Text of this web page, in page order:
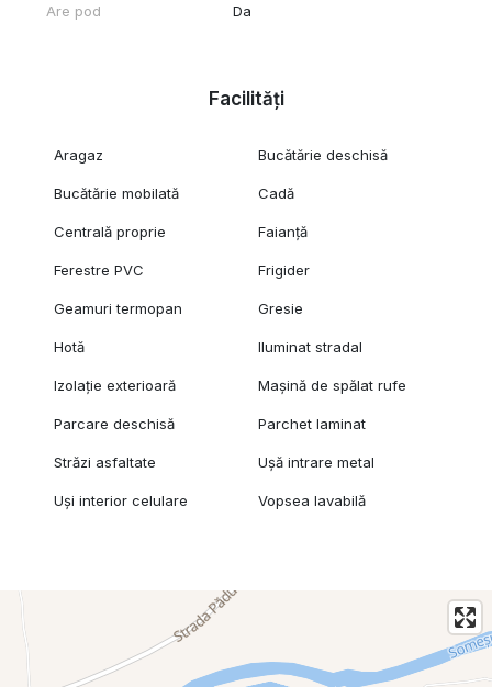
Are pod Da
Facilități
Aragaz Bucătărie deschisă
Bucătărie mobilată Cadă
Centrală proprie Faianță
Ferestre PVC Frigider
Geamuri termopan Gresie
Hotă Iluminat stradal
Izolație exterioară Mașină de spălat rufe
Parcare deschisă Parchet laminat
Străzi asfaltate Ușă intrare metal
Uși interior celulare Vopsea lavabilă